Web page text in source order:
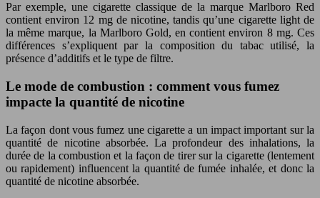
Par exemple, une cigarette classique de la marque Marlboro Red
contient environ 12 mg de nicotine, tandis qu’une cigarette light de
la même marque, la Marlboro Gold, en contient environ 8 mg. Ces
différences s’expliquent par la composition du tabac utilisé, la
présence d’additifs et le type de filtre.
Le mode de combustion : comment vous fumez
impacte la quantité de nicotine
La façon dont vous fumez une cigarette a un impact important sur la
quantité de nicotine absorbée. La profondeur des inhalations, la
durée de la combustion et la façon de tirer sur la cigarette (lentement
ou rapidement) influencent la quantité de fumée inhalée, et donc la
quantité de nicotine absorbée.